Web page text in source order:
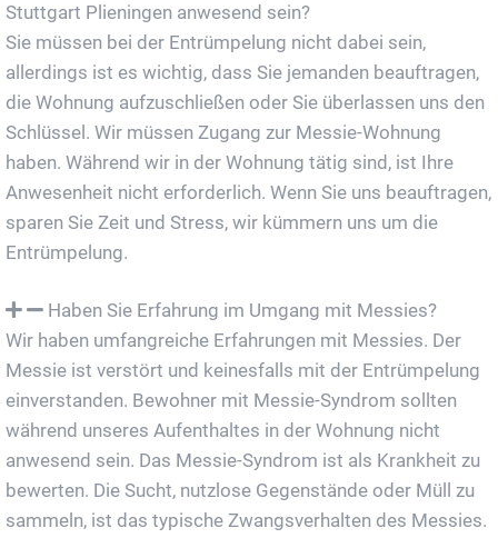
Stuttgart Plieningen anwesend sein?
Sie müssen bei der Entrümpelung nicht dabei sein,
allerdings ist es wichtig, dass Sie jemanden beauftragen,
die Wohnung aufzuschließen oder Sie überlassen uns den
Schlüssel. Wir müssen Zugang zur Messie-Wohnung
haben. Während wir in der Wohnung tätig sind, ist Ihre
Anwesenheit nicht erforderlich. Wenn Sie uns beauftragen,
sparen Sie Zeit und Stress, wir kümmern uns um die
Entrümpelung.
Haben Sie Erfahrung im Umgang mit Messies?
Wir haben umfangreiche Erfahrungen mit Messies. Der
Messie ist verstört und keinesfalls mit der Entrümpelung
einverstanden. Bewohner mit Messie-Syndrom sollten
während unseres Aufenthaltes in der Wohnung nicht
anwesend sein. Das Messie-Syndrom ist als Krankheit zu
bewerten. Die Sucht, nutzlose Gegenstände oder Müll zu
sammeln, ist das typische Zwangsverhalten des Messies.